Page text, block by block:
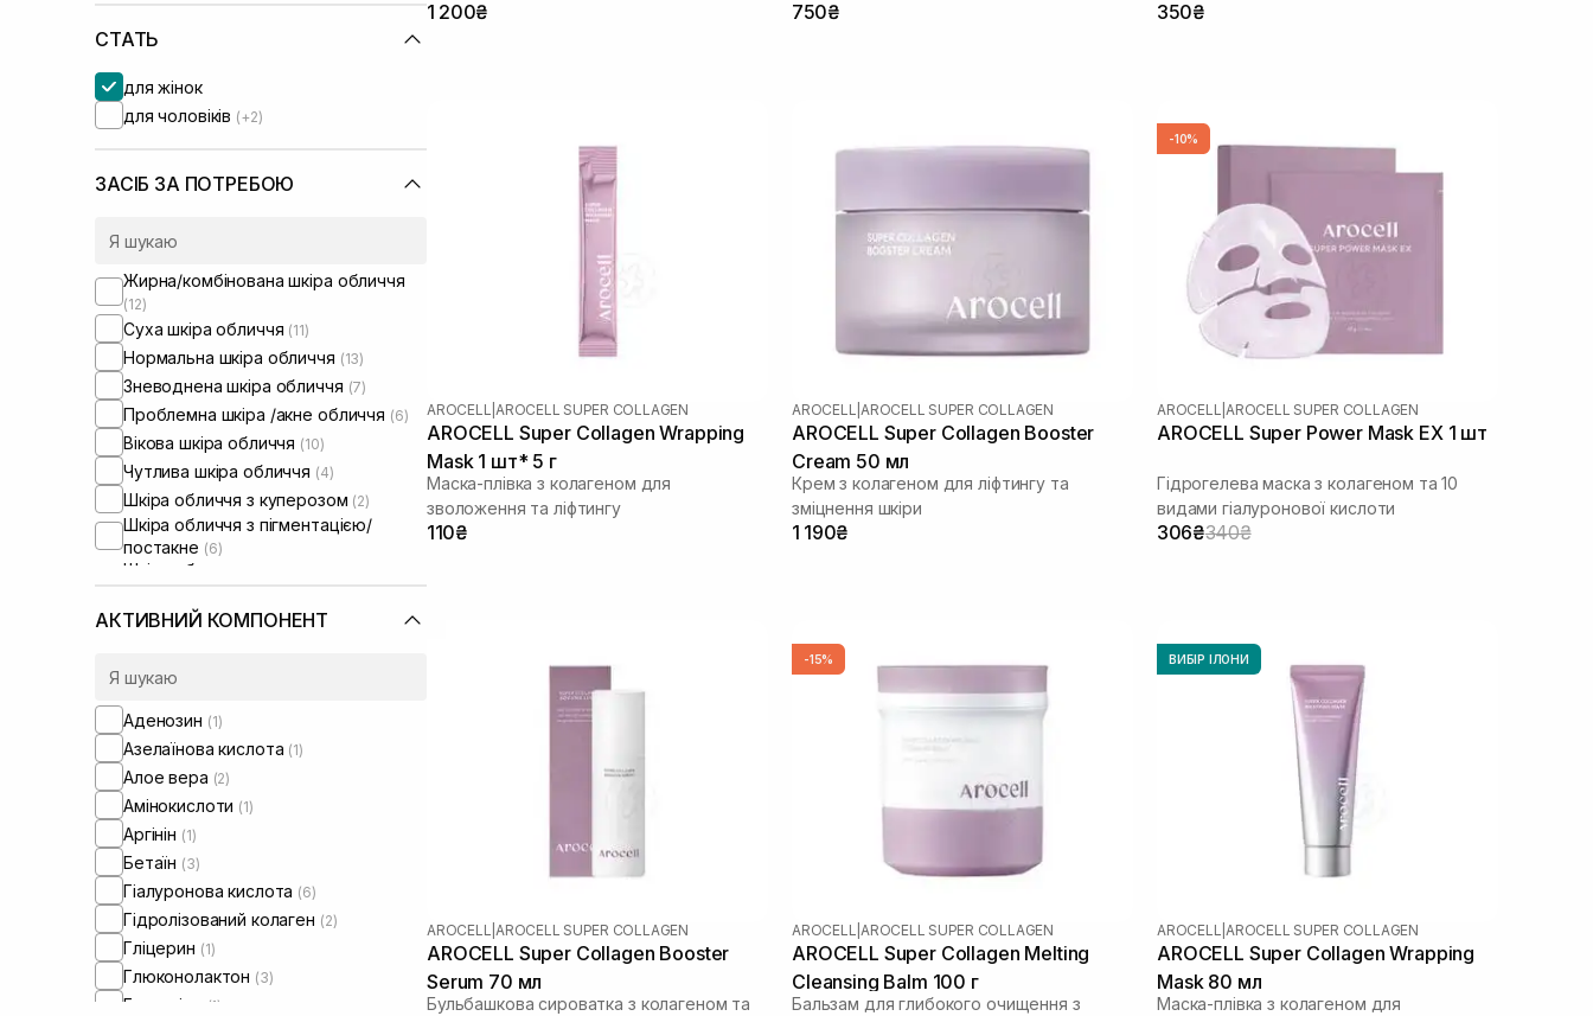
СТАТЬ
для жінок
для чоловіків (+2)
ЗАСІБ ЗА ПОТРЕБОЮ
Жирна/комбінована шкіра обличчя
(12)
Суха шкіра обличчя (11)
Нормальна шкіра обличчя (13)
Зневоднена шкіра обличчя (7)
Проблемна шкіра /акне обличчя (6)
Вікова шкіра обличчя (10)
Чутлива шкіра обличчя (4)
Шкіра обличчя з куперозом (2)
Шкіра обличчя з пігментацією/
постакне (6)
Шкіра обличчя з розширеними
порами
Шкіра обличчя з порушеним
мікробіомом
АКТИВНИЙ КОМПОНЕНТ
Аденозин (1)
Азелаїнова кислота (1)
Алое вера (2)
Амінокислоти (1)
Аргінін (1)
Бетаїн (3)
Гіалуронова кислота (6)
Гідролізований колаген (2)
Гліцерин (1)
Глюконолактон (3)
Глутатіон (1)
1 200₴ 750₴ 350₴
AROCELL AROCELL SUPER COLLAGEN
AROCELL Super Collagen Wrapping
Mask 1 шт* 5 г
Маска-плівка з колагеном для
зволоження та ліфтингу
110₴
AROCELL AROCELL SUPER COLLAGEN
AROCELL Super Collagen Booster
Cream 50 мл
Крем з колагеном для ліфтингу та
зміцнення шкіри
1 190₴
-10%
AROCELL AROCELL SUPER COLLAGEN
AROCELL Super Power Mask EX 1 шт
Гідрогелева маска з колагеном та 10
видами гіалуронової кислоти
306₴340₴
AROCELL AROCELL SUPER COLLAGEN
AROCELL Super Collagen Booster
Serum 70 мл
Бульбашкова сироватка з колагеном та
-15%
AROCELL AROCELL SUPER COLLAGEN
AROCELL Super Collagen Melting
Cleansing Balm 100 г
Бальзам для глибокого очищення з
ВИБІР ІЛОНИ
AROCELL AROCELL SUPER COLLAGEN
AROCELL Super Collagen Wrapping
Mask 80 мл
Маска-плівка з колагеном для